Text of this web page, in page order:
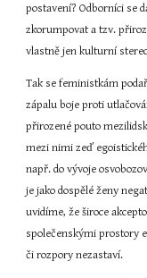
postavení? Odborníci se
zkorumpovat a tzv.
vlastně jen kulturní
Tak se feministkám
zápalu boje proti
přirozené pouto
mezi nimi zeď
např. do vývoje
je jako dospělé ženy
uvidíme, že široce
společenskými prostory
či rozpory nezastaví.